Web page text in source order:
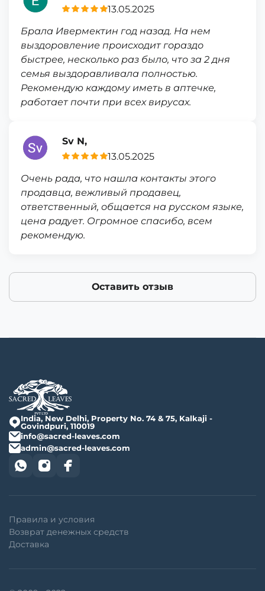
13.05.2025
Брала Ивермектин год назад. На нем
выздоровление происходит гораздо
быстрее, несколько раз было, что за 2 дня
семья выздоравливала полностью.
Рекомендую каждому иметь в аптечке,
работает почти при всех вирусах.
Sv N,
13.05.2025
Очень рада, что нашла контакты этого
продавца, вежливый продавец,
ответственный, общается на русском языке,
цена радует. Огромное спасибо, всем
рекомендую.
Оставить отзыв
India, New Delhi, Property No. 74 & 75, Kalkaji -
Govindpuri, 110019
info@sacred-leaves.com
admin@sacred-leaves.com
Правила и условия
Возврат денежных средств
Доставка